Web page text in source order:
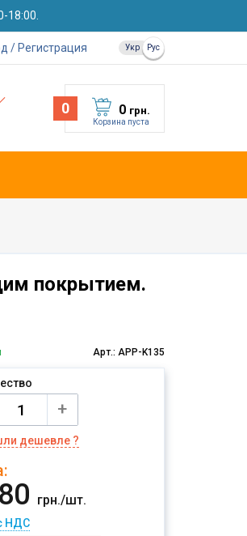
18:00.
Регистрация Укр Рус
0 0 грн.
Корзина пуста
покрытием.
Арт.: APP-K135
+
дешевле ?
грн./шт.
НДС